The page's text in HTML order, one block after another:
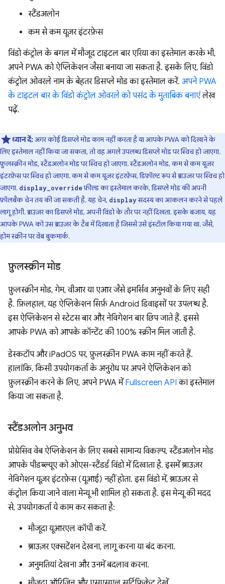
स्टैंडअलोन
कम से कम यूज़र इंटरफ़ेस
विंडो कंट्रोल के बगल में मौजूद टाइटल बार एरिया का इस्तेमाल करके भी,
अपने PWA को ऐप्लिकेशन जैसा बनाया जा सकता है. इसके लिए, विंडो
कंट्रोल ओवरले नाम के बेहतर डिसप्ले मोड का इस्तेमाल करें. अपने PWA
के टाइटल बार के विंडो कंट्रोल ओवरले को पसंद के मुताबिक बनाएंलेख
पढ़ें.
ध्यान दें:अगर कोई डिसप्ले मोड काम नहीं करता है या आपके PWA को दिखाने के
लिए इस्तेमाल नहीं किया जा सकता, तो वह अगले उपलब्ध डिसप्ले मोड पर स्विच हो जाएगा.
फ़ुलस्क्रीन मोड, स्टैंडअलोन मोड पर स्विच हो जाएगा. स्टैंडअलोन मोड, कम से कम यूज़र
इंटरफ़ेस पर स्विच हो जाएगा. कम से कम यूज़र इंटरफ़ेस, डिफ़ॉल्ट रूप से ब्राउज़र पर स्विच हो
जाएगा. display_overrideफ़ील्ड का इस्तेमाल करके, डिसप्ले मोड की अपनी
फ़ॉलबैक चेन तय की जा सकती है. यह चेन, displayसदस्य का आकलन करने से पहले
लागू होगी. ब्राउज़र का डिसप्ले मोड, अपनी विंडो के तौर पर नहीं दिखता. इसके बजाय, यह
आपके PWA को उस ब्राउज़र के टैब में दिखाता है जिससे उसे इंस्टॉल किया गया था. जैसे,
होम स्क्रीन पर वेब बुकमार्क.
फ़ुलस्क्रीन मोड
फ़ुलस्क्रीन मोड, गेम, वीआर या एआर जैसे इमर्सिव अनुभवों के लिए सही
है. फ़िलहाल, यह ऐप्लिकेशन सिर्फ़ Android डिवाइसों पर उपलब्ध है.
इस ऐप्लिकेशन से स्टेटस बार और नेविगेशन बार छिप जाते हैं. इससे
आपके PWA को आपके कॉन्टेंट की 100% स्क्रीन मिल जाती है.
डेस्कटॉप और iPadOS पर, फ़ुलस्क्रीन PWA काम नहीं करते हैं.
हालांकि, किसी उपयोगकर्ता के अनुरोध पर अपने ऐप्लिकेशन को
फ़ुलस्क्रीन करने के लिए, अपने PWA मेंFullscreen API का इस्तेमाल
किया जा सकता है.
स्टैंडअलोन अनुभव
प्रोग्रेसिव वेब ऐप्लिकेशन के लिए सबसे सामान्य विकल्प, स्टैंडअलोन मोड
आपके पीडब्ल्यूए को ओएस-स्टैंडर्ड विंडो में दिखाता है. इसमें ब्राउज़र
नेविगेशन यूज़र इंटरफ़ेस (यूआई) नहीं होता. इस विंडो में, ब्राउज़र से
कंट्रोल किया जाने वाला मेन्यू भी शामिल हो सकता है. इस मेन्यू की मदद
से, उपयोगकर्ता ये काम कर सकता है:
मौजूदा यूआरएल कॉपी करें.
ब्राउज़र एक्सटेंशन देखना, लागू करना या बंद करना.
अनुमतियां देखना और उनमें बदलाव करना.